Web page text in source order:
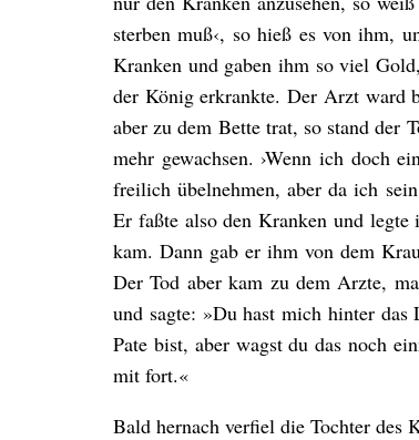
sterben muß‹, so hieß es von ihm,
Kranken und gaben ihm so viel
der König erkrankte. Der Arzt ward
aber zu dem Bette trat, so stand der
mehr gewachsen. ›Wenn ich doch
freilich übelnehmen, aber da ich
Er faßte also den Kranken und legte
kam. Dann gab er ihm von dem
Der Tod aber kam zu dem Arzte,
und sagte: »Du hast mich hinter
Pate bist, aber wagst du das noch
mit fort.«
Bald hernach verfiel die Tochter des